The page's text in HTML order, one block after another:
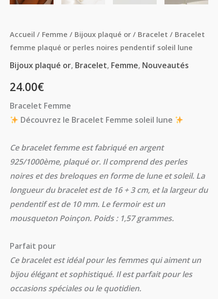
Accueil / Femme / Bijoux plaqué or / Bracelet / Bracelet
femme plaqué or perles noires pendentif soleil lune
Bijoux plaqué or, Bracelet, Femme, Nouveautés
24.00€
Bracelet Femme
Découvrez le Bracelet Femme soleil lune
Ce bracelet femme est fabriqué en argent
925/1000ème, plaqué or. Il comprend des perles
noires et des breloques en forme de lune et soleil. La
longueur du bracelet est de 16 + 3 cm, et la largeur du
pendentif est de 10 mm. Le fermoir est un
mousqueton Poinçon. Poids : 1,57 grammes.
Parfait pour
Ce bracelet est idéal pour les femmes qui aiment un
bijou élégant et sophistiqué. Il est parfait pour les
occasions spéciales ou le quotidien.